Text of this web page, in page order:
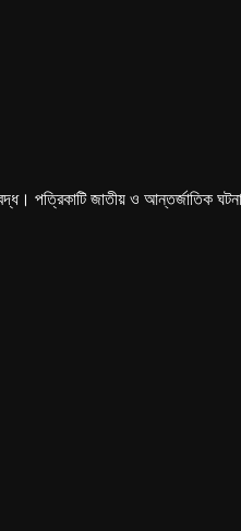
পত্রিকাটি জাতীয় ও আন্তর্জাতিক